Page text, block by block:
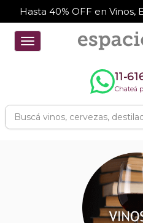
Hasta 40% OFF en Vinos,
Toggle
navigation
11-
Chateá